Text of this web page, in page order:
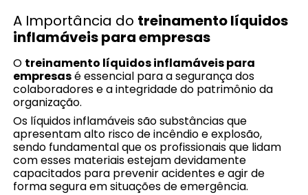
A Importância do treinamento líquidos
inflamáveis para empresas
O treinamento líquidos inflamáveis para
empresasé essencial para a segurança dos
colaboradores e a integridade do patrimônio da
organização.
Os líquidos inflamáveis são substâncias que
apresentam alto risco de incêndio e explosão,
sendo fundamental que os profissionais que lidam
com esses materiais estejam devidamente
capacitados para prevenir acidentes e agir de
forma segura em situações de emergência.